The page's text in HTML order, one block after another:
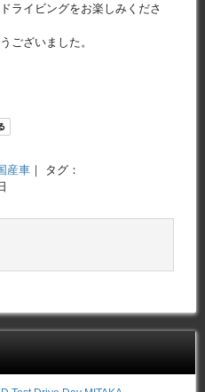
ライビングをお楽しみくださ
ございました。
産車 ｜ タグ：